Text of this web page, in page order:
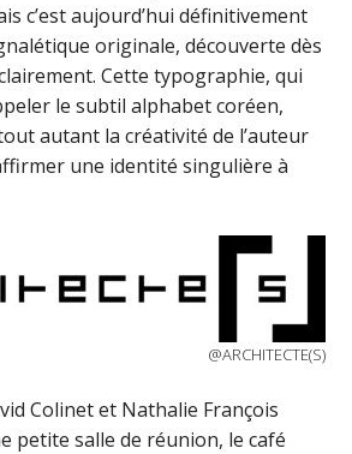
c’est aujourd’hui définitivement
originale, découverte dès
clairement. Cette typographie, qui
le subtil alphabet coréen,
autant la créativité de l’auteur
une identité singulière à
@ARCHITECTE(S)
Colinet et Nathalie François
petite salle de réunion, le café